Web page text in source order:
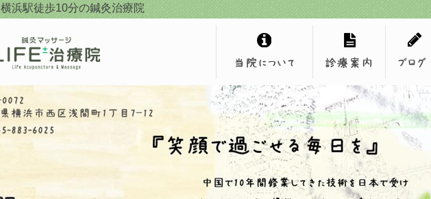
横浜駅徒歩10分の鍼灸治療院